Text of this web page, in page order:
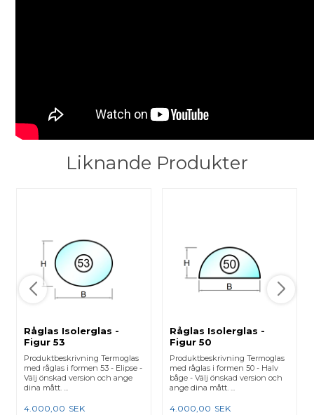
Liknande Produkter
Råglas Isolerglas -
Figur 53
Produktbeskrivning Termoglas
med råglas i formen 53 - Elipse -
Välj önskad version och ange
dina mått. ...
4.000,00 SEK
Råglas Isolerglas -
Figur 50
Produktbeskrivning Termoglas
med råglas i formen 50 - Halv
båge - Välj önskad version och
ange dina mått. ...
4.000,00 SEK